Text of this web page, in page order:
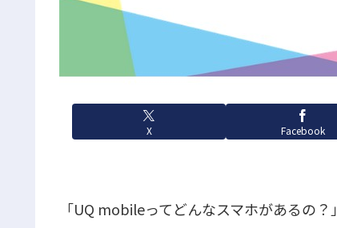
X Facebook
「UQ mobileってどんなスマホがあるの？」